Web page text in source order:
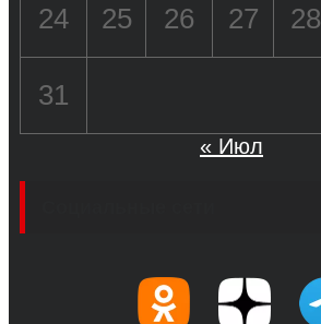
24 25 26 27 28
31
« Июл